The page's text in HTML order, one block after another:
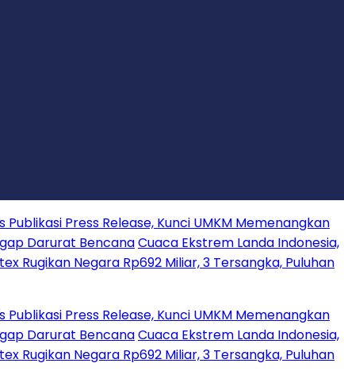
Release, Kunci UMKM Memenangkan
BencanaCuaca Ekstrem Landa Indonesia,
Rp692 Miliar, 3 Tersangka, Puluhan
Release, Kunci UMKM Memenangkan
BencanaCuaca Ekstrem Landa Indonesia,
Rp692 Miliar, 3 Tersangka, Puluhan